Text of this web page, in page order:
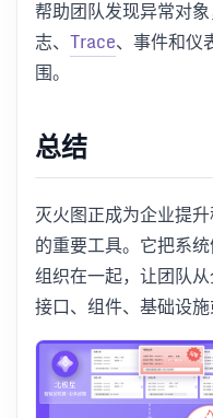
帮助团队发现异常对
志、 Trace、事件和仪
围。
总结
灭火图正成为企业提
的重要工具。它把系
组织在一起，让团队
接口、组件、基础设施